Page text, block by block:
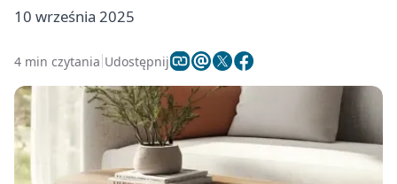
10 września 2025
4 min czytania Udostępnij